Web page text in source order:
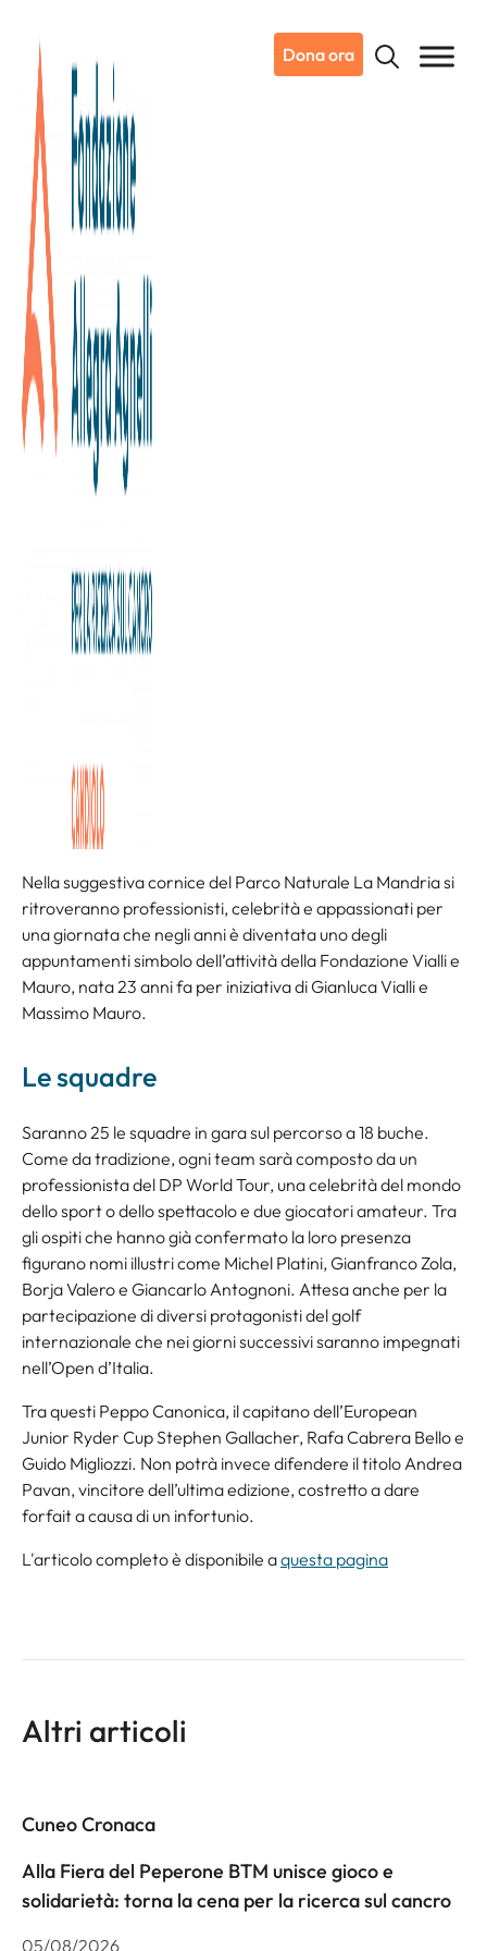
Dona ora
22/06/2026
Dicono di noi
Vialli e Mauro Golf Cup: Platini,
Antognoni e Zola sul green per
la ricerca
appuntamenti più attesi tra sport e solidarietà. I fondi
raccolti saranno destinati alla ricerca sulla SLA e ai progetti
dell’Istituto di Candiolo. Massimo Mauro: “Luca sarà
ancora con noi attraverso il suo esempio”.
edizione della Fondazione Vialli e Mauro Golf Cup
l’evento benefico che dal 2004 unisce il mondo del golf, del
calcio e dello spettacolo per sostenere la ricerca
scientifica.
Nella suggestiva cornice del Parco Naturale La Mandria si
ritroveranno professionisti, celebrità e appassionati per
una giornata che negli anni è diventata uno degli
appuntamenti simbolo dell’attività della Fondazione Vialli e
Mauro, nata 23 anni fa per iniziativa di Gianluca Vialli e
Massimo Mauro.
Le squadre
Saranno 25 le squadre in gara sul percorso a 18 buche.
Come da tradizione, ogni team sarà composto da un
professionista del DP World Tour, una celebrità del mondo
dello sport o dello spettacolo e due giocatori amateur. Tra
gli ospiti che hanno già confermato la loro presenza
figurano nomi illustri come Michel Platini, Gianfranco Zola,
Borja Valero e Giancarlo Antognoni. Attesa anche per la
partecipazione di diversi protagonisti del golf
internazionale che nei giorni successivi saranno impegnati
nell’Open d’Italia.
Tra questi Peppo Canonica, il capitano dell’European
Junior Ryder Cup Stephen Gallacher, Rafa Cabrera Bello e
Guido Migliozzi. Non potrà invece difendere il titolo Andrea
Pavan, vincitore dell’ultima edizione, costretto a dare
forfait a causa di un infortunio.
L'articolo completo è disponibile aquesta pagina
Altri articoli
Cuneo Cronaca
Alla Fiera del Peperone BTM unisce gioco e
solidarietà: torna la cena per la ricerca sul cancro
05/08/2026